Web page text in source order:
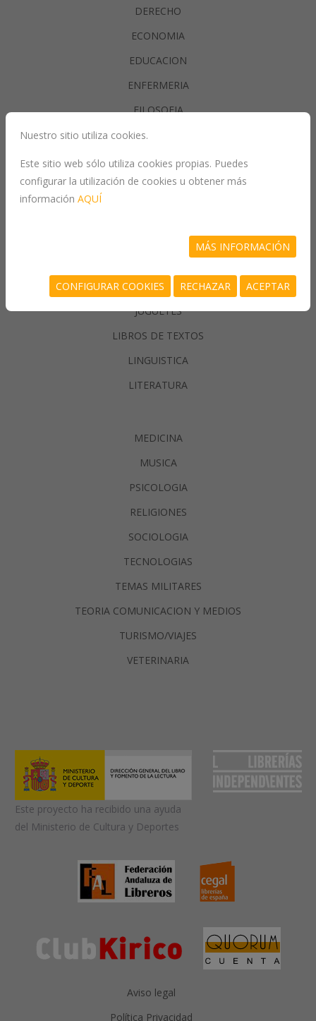
DERECHO
ECONOMIA
EDUCACION
ENFERMERIA
FILOSOFIA
GASTRONOMIA
GENERALIDADES
INFORMATICA
JUEGOS/PASATIEMPOS
JUGUETES
LIBROS DE TEXTOS
LINGUISTICA
LITERATURA
MEDICINA
MUSICA
PSICOLOGIA
RELIGIONES
SOCIOLOGIA
TECNOLOGIAS
TEMAS MILITARES
TEORIA COMUNICACION Y MEDIOS
TURISMO/VIAJES
VETERINARIA
Este proyecto ha recibido una ayuda
del Ministerio de Cultura y Deportes
Aviso legal
Política Privacidad
Nuestro sitio utiliza cookies.
Este sitio web sólo utiliza cookies propias. Puedes
configurar la utilización de cookies u obtener más
información AQUÍ
MÁS INFORMACIÓN
CONFIGURAR COOKIES RECHAZAR ACEPTAR